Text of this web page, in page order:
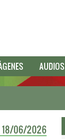
AUDIOS
18/06/2026